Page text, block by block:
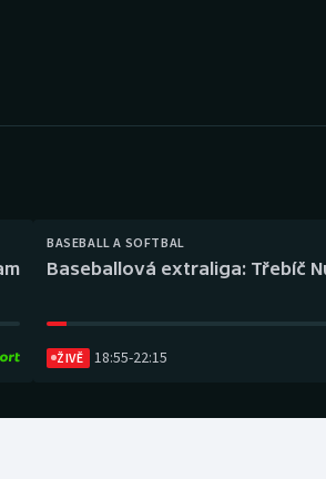
Plážový volejbal
BASEBALL A SOFTBAL
Baseballová extraliga: Třebíč
ŽIVĚ 18:55-22:15